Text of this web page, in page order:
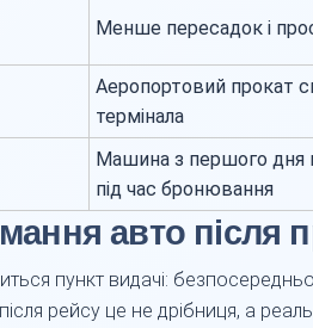
Менше пересадок і
Аеропортовий прокат
термінала
Машина з першого дня
під час бронювання
авто після
пункт видачі:
рейсу це не дрібниця, а